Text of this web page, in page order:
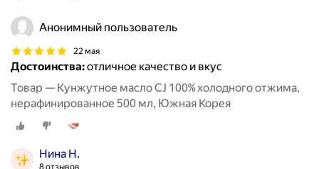
Анонимный пользователь
22 мая
Достоинства:отличное качество и вкус
Товар — Кунжутное масло CJ 100% холодного отжима,
нерафинированное 500 мл, Южная Корея
Нина Н.
8 отзывов